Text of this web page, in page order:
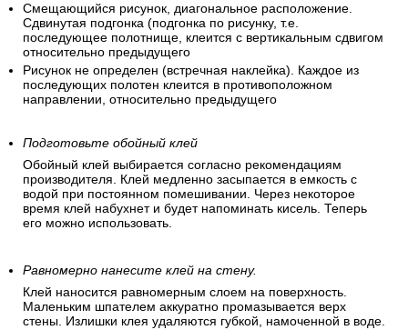
Смещающийся рисунок, диагональное расположение.
Сдвинутая подгонка (подгонка по рисунку, т.е.
последующее полотнище, клеится с вертикальным сдвигом
относительно предыдущего
Рисунок не определен (встречная наклейка). Каждое из
последующих полотен клеится в противоположном
направлении, относительно предыдущего
Подготовьте обойный клей
Обойный клей выбирается согласно рекомендациям
производителя. Клей медленно засыпается в емкость с
водой при постоянном помешивании. Через некоторое
время клей набухнет и будет напоминать кисель. Теперь
его можно использовать.
Равномерно нанесите клей на стену.
Клей наносится равномерным слоем на поверхность.
Маленьким шпателем аккуратно промазывается верх
стены. Излишки клея удаляются губкой, намоченной в воде.